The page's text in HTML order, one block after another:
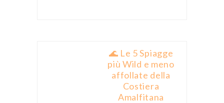
🌊 Le 5 Spiagge
più Wild e meno
affollate della
Costiera
Amalfitana